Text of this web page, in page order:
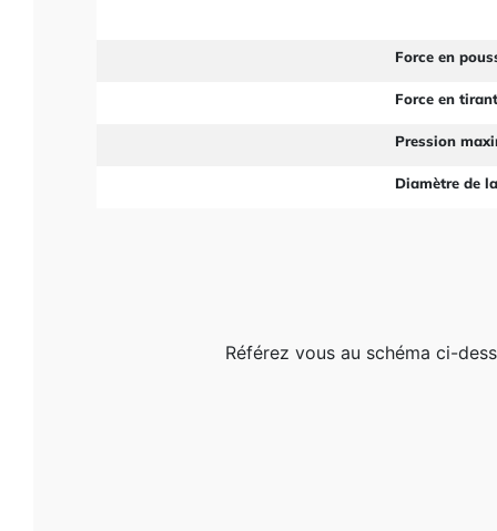
Force en
Force en tirant
Pression
Diamètre de
Référez vous au schéma ci-